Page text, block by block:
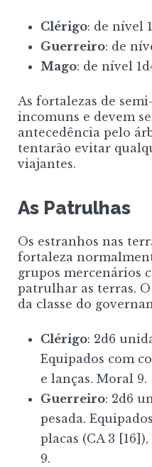
Clérigo: de nível
Guerreiro: de
Mago: de nível
As fortalezas de
incomuns e devem
antecedência pelo
tentarão evitar
viajantes.
As Patrulhas
Os estranhos nas
fortaleza
grupos mercenários
patrulhar as terras.
da classe do
Clérigo: 2d6
Equipados com
e lanças. Moral 9.
Guerreiro: 2d6
pesada.
placas (CA 3
[16]
9.